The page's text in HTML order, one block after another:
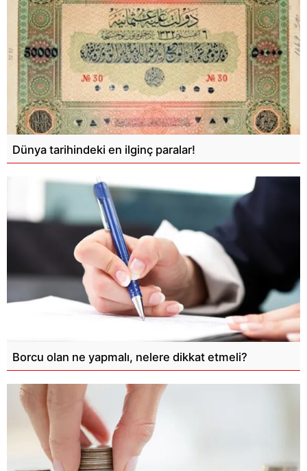
Dünya tarihindeki en ilginç paralar!
Borcu olan ne yapmalı, nelere dikkat etmeli?